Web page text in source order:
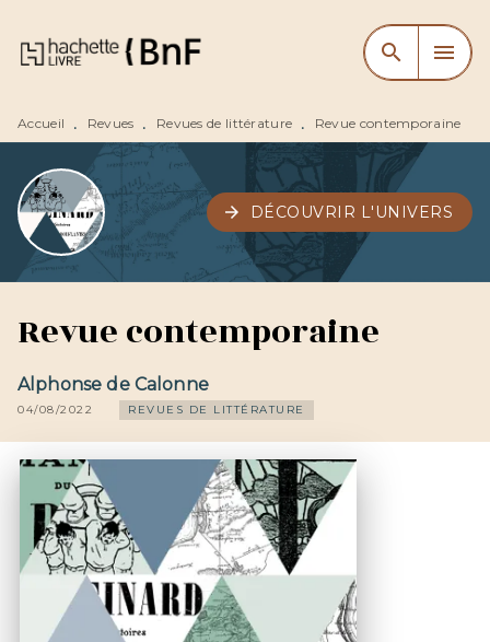
MENU RECHERCHE
CONTENU
search menu
Accueil • Revues • Revues de littérature • Revue contemporaine
arrow_forward DÉCOUVRIR L'UNIVERS
Revue contemporaine
Alphonse de Calonne
04/08/2022 REVUES DE LITTÉRATURE